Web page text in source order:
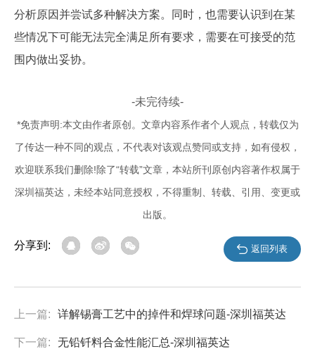
分析原因并尝试多种解决方案。同时，也需要认识到在某
些情况下可能无法完全满足所有要求，需要在可接受的范
围内做出妥协。
-未完待续-
*免责声明:本文由作者原创。文章内容系作者个人观点，转载仅为
了传达一种不同的观点，不代表对该观点赞同或支持，如有侵权，
欢迎联系我们删除!除了“转载”文章，本站所刊原创内容著作权属于
深圳福英达，未经本站同意授权，不得重制、转载、引用、变更或
出版。
分享到: 返回列表
上一篇: 详解锡膏工艺中的掉件和焊球问题-深圳福英达
下一篇: 无铅钎料合金性能汇总-深圳福英达